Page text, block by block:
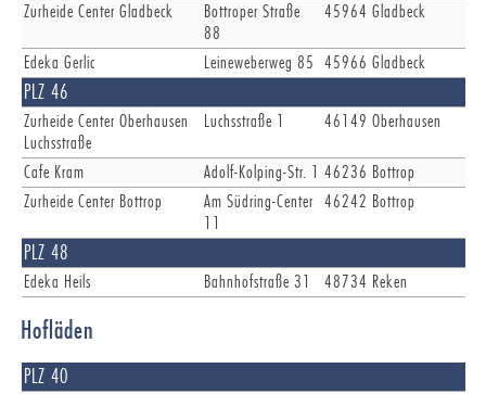
Zurheide Center Gladbeck
Bottroper Straße
88
45964 Gladbeck
Edeka Gerlic Leineweberweg 85 45966 Gladbeck
PLZ 46
Zurheide Center Oberhausen
Luchsstraße
Luchsstraße 1 46149 Oberhausen
Cafe Kram Adolf-Kolping-Str. 1 46236 Bottrop
Zurheide Center Bottrop
Am Südring-Center
11
46242 Bottrop
PLZ 48
Edeka Heils Bahnhofstraße 31 48734 Reken
Hofläden
PLZ 40